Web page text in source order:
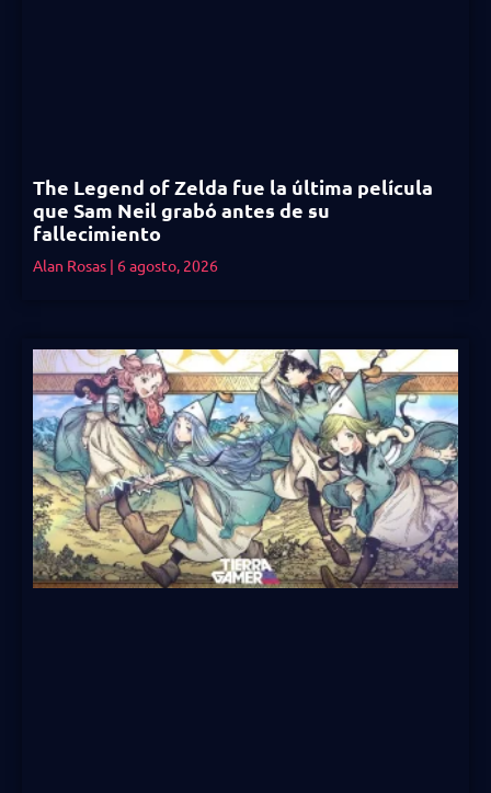
The Legend of Zelda fue la última película
que Sam Neil grabó antes de su
fallecimiento
Alan Rosas 6 agosto, 2026